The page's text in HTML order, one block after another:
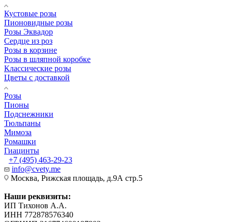
Кустовые розы
Пионовидные розы
Розы Эквадор
Сердце из роз
Розы в корзине
Розы в шляпной коробке
Классические розы
Цветы с доставкой
Розы
Пионы
Подснежники
Тюльпаны
Мимоза
Ромашки
Гиацинты
+7 (495) 463-29-23
info@cvety.me
Москва, Рижская площадь, д.9А стр.5
Наши реквизиты:
ИП Тихонов А.А.
ИНН 772878576340